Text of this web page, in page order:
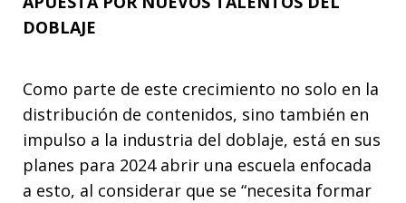
DOBLAJE
Como parte de este crecimiento no solo en la
distribución de contenidos, sino también en
impulso a la industria del doblaje, está en sus
planes para 2024 abrir una escuela enfocada
a esto, al considerar que se “necesita formar